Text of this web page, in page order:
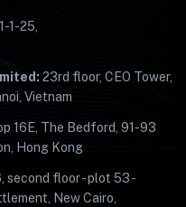
1-25,
23rd floor, CEO Tower,
Vietnam
16E, The Bedford, 91-93
Hong Kong
second floor - plot 53 -
New Cairo,